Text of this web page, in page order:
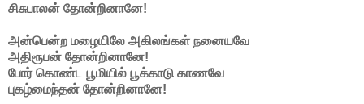
சிசுபாலன் தோன்றினானே!
அன்பென்ற மழையிலே அகிலங்கள் நனையவே
அதிரூபன் தோன்றினானே!
போர் கொண்ட பூமியில் பூக்காடு காணவே
புகழ்மைந்தன் தோன்றினானே!